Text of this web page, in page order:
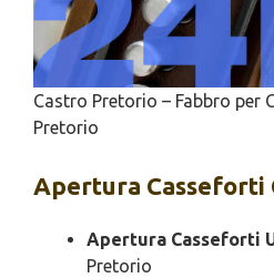
Castro Pretorio – Fabbro per
Pretorio
Apertura Casseforti
Apertura Casseforti
Pretorio